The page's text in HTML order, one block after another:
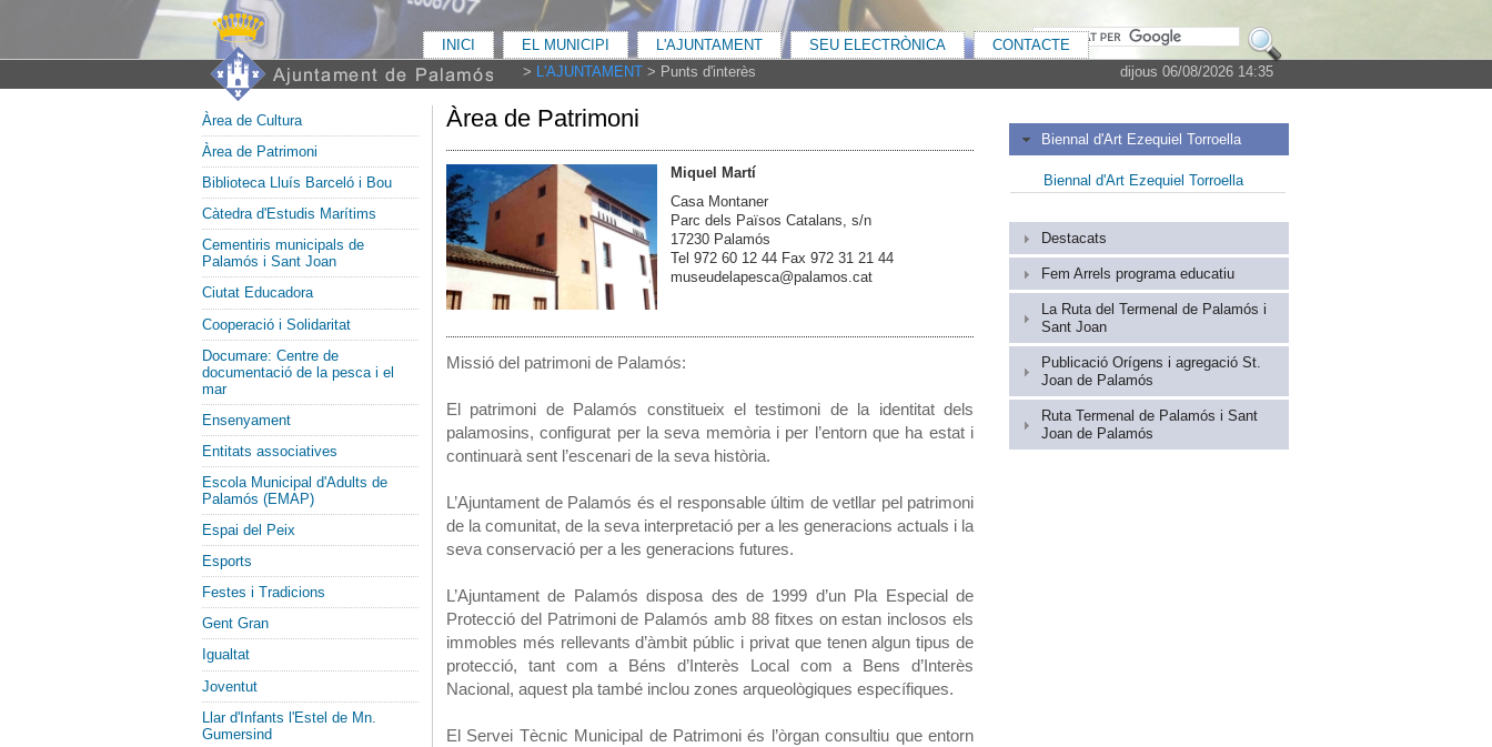
INICI EL MUNICIPI L'AJUNTAMENT SEU ELECTRÒNICA
CONTACTE
> L'AJUNTAMENT > Punts d'interès dijous 06/08/2026 14:35
Àrea de Cultura
Àrea de Patrimoni
Biblioteca Lluís Barceló i Bou
Càtedra d'Estudis Marítims
Cementiris municipals de
Palamós i Sant Joan
Ciutat Educadora
Cooperació i Solidaritat
Documare: Centre de
documentació de la pesca i el
mar
Ensenyament
Entitats associatives
Escola Municipal d'Adults de
Palamós (EMAP)
Espai del Peix
Esports
Festes i Tradicions
Gent Gran
Igualtat
Joventut
Llar d'Infants l'Estel de Mn.
Gumersind
Àrea de Patrimoni
Miquel Martí
Casa Montaner
Parc dels Països Catalans, s/n
17230 Palamós
Tel 972 60 12 44 Fax 972 31 21 44
museudelapesca@palamos.cat
Missió del patrimoni de Palamós:
El patrimoni de Palamós constitueix el testimoni de la identitat dels
palamosins, configurat per la seva memòria i per l’entorn que ha estat i
continuarà sent l’escenari de la seva història.
L’Ajuntament de Palamós és el responsable últim de vetllar pel patrimoni
de la comunitat, de la seva interpretació per a les generacions actuals i la
seva conservació per a les generacions futures.
L’Ajuntament de Palamós disposa des de 1999 d’un Pla Especial de
Protecció del Patrimoni de Palamós amb 88 fitxes on estan inclosos els
immobles més rellevants d’àmbit públic i privat que tenen algun tipus de
protecció, tant com a Béns d’Interès Local com a Bens d’Interès
Nacional, aquest pla també inclou zones arqueològiques específiques.
El Servei Tècnic Municipal de Patrimoni és l’òrgan consultiu que entorn
Biennal d'Art Ezequiel Torroella
Biennal d'Art Ezequiel Torroella
Destacats
Fem Arrels programa educatiu
La Ruta del Termenal de Palamós i
Sant Joan
Publicació Orígens i agregació St.
Joan de Palamós
Ruta Termenal de Palamós i Sant
Joan de Palamós